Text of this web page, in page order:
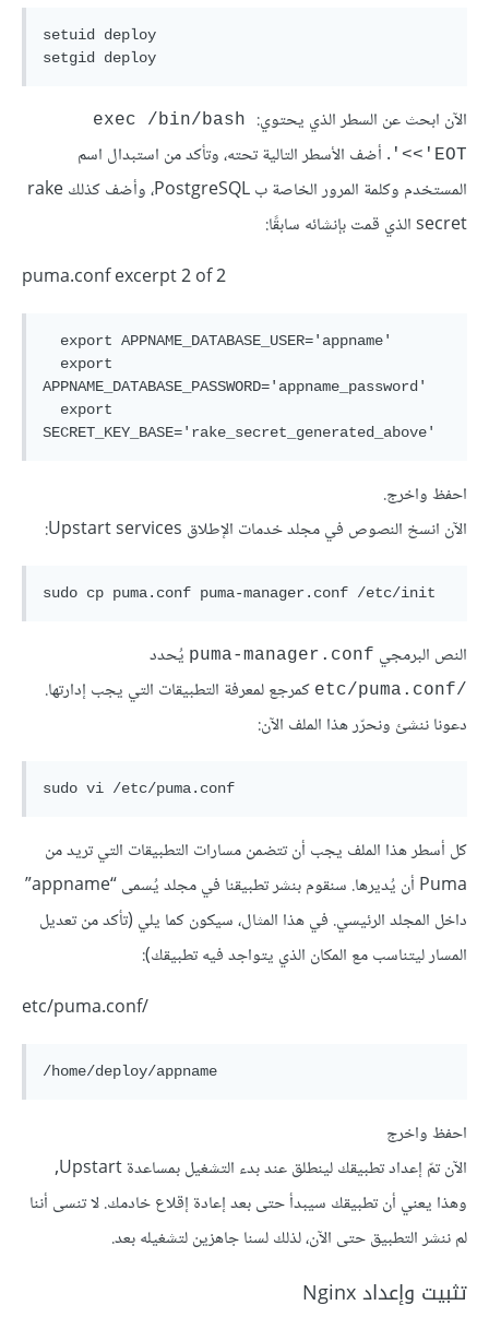
setuid deploy
الآن ابحث عن السطر الذي يحتوي:
exec /bin/bash
<<'EOT'
. أضف الأسطر التالية تحته، وتأكد من استبدال اسم
المستخدم وكلمة المرور الخاصة ب PostgreSQL، وأضف كذلك rake
secret الذي قمت بإنشائه سابقًا:
puma.conf excerpt 2 of 2
APPNAME_DATABASE_PASSWORD='appname_password'
احفظ واخرج.
الآن انسخ النصوص في مجلد خدمات الإطلاق Upstart services:
النص البرمجي puma-manager.conf يُحدد
/etc/puma.conf
كمرجع لمعرفة التطبيقات التي يجب إدارتها.
دعونا ننشئ ونحرّر هذا الملف الآن:
كل أسطر هذا الملف يجب أن تتضمن مسارات التطبيقات التي تريد من
Puma أن يُديرها. سنقوم بنشر تطبيقنا في مجلد يُسمى “appname”
داخل المجلد الرئيسي. في هذا المثال، سيكون كما يلي (تأكد من تعديل
المسار ليتناسب مع المكان الذي يتواجد فيه تطبيقك):
/etc/puma.conf
احفظ واخرج
الآن تمّ إعداد تطبيقك لينطلق عند بدء التشغيل بمساعدة Upstart,
وهذا يعني أن تطبيقك سيبدأ حتى بعد إعادة إقلاع خادمك. لا تنسى أننا
لم ننشر التطبيق حتى الآن، لذلك لسنا جاهزين لتشغيله بعد.
تثبيت وإعداد Nginx